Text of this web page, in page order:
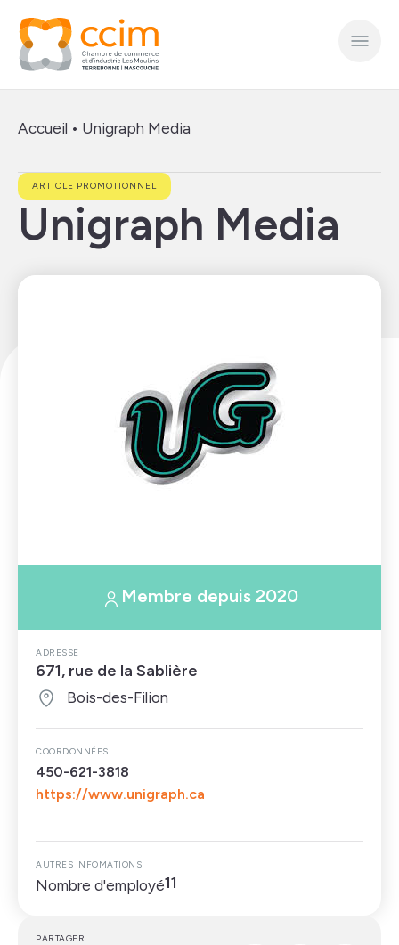
Accueil • Unigraph Media
ARTICLE PROMOTIONNEL
Unigraph Media
Membre depuis 2020
ADRESSE
671, rue de la Sablière
Bois-des-Filion
COORDONNÉES
450-621-3818
https://www.unigraph.ca
AUTRES INFOMATIONS
Nombre d'employé11
PARTAGER